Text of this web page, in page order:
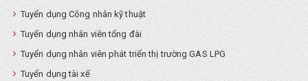
Tuyển dụng Công nhân kỹ thuật
Tuyển dụng nhân viên tổng đài
Tuyển dụng nhân viên phát triển thị trường GAS LPG
Tuyển dụng tài xế